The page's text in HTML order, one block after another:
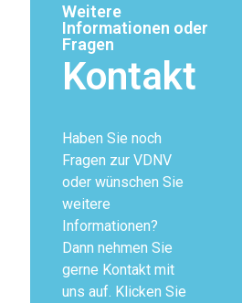
Weitere
Informationen oder
Fragen
Kontakt
Haben Sie noch
Fragen zur VDNV
oder wünschen Sie
weitere
Informationen?
Dann nehmen Sie
gerne Kontakt mit
uns auf. Klicken Sie